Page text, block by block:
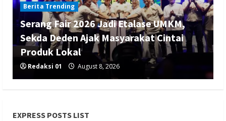
Berita Trending
Serang Fair 2026 Jadi Etalase UMKM,
Sekda Deden Ajak Masyarakat Cintai
Produk Lokal
Redaksi 01 August 8, 2026
EXPRESS POSTS LIST